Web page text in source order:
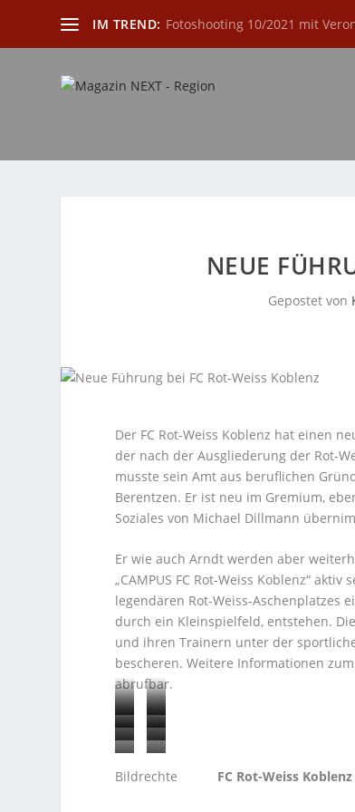
IM TREND: Fotoshooting 10/2021 mit
NEUE
Gepostet von
Der FC Rot-Weiss Koblenz hat einen
der nach der Ausgliederung der Rot-
musste sein Amt aus beruflichen
Berentzen. Er ist neu im Gremium,
Soziales von Michael Dillmann
Er wie auch Arndt werden aber
„CAMPUS FC Rot-Weiss Koblenz“
legendären Rot-Weiss-Aschenplatzes
durch ein Kleinspielfeld, entstehen.
und ihren Trainern unter der
bescheren. Weitere Informationen
abrufbar.
THOMAS
BEER
THOMAS
VOIGT
WERNER
WOLF
BRIGITTE
ZIEGLER
CHRISTIANFRIEDRICH
GERD
GAIL
PIT
ARNDT
Bildrechte FC Rot-Weiss Koblenz